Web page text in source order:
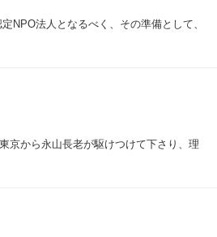
NPO法人となるべく、その準備として、
京から永山長老が駆けつけて下さり、理